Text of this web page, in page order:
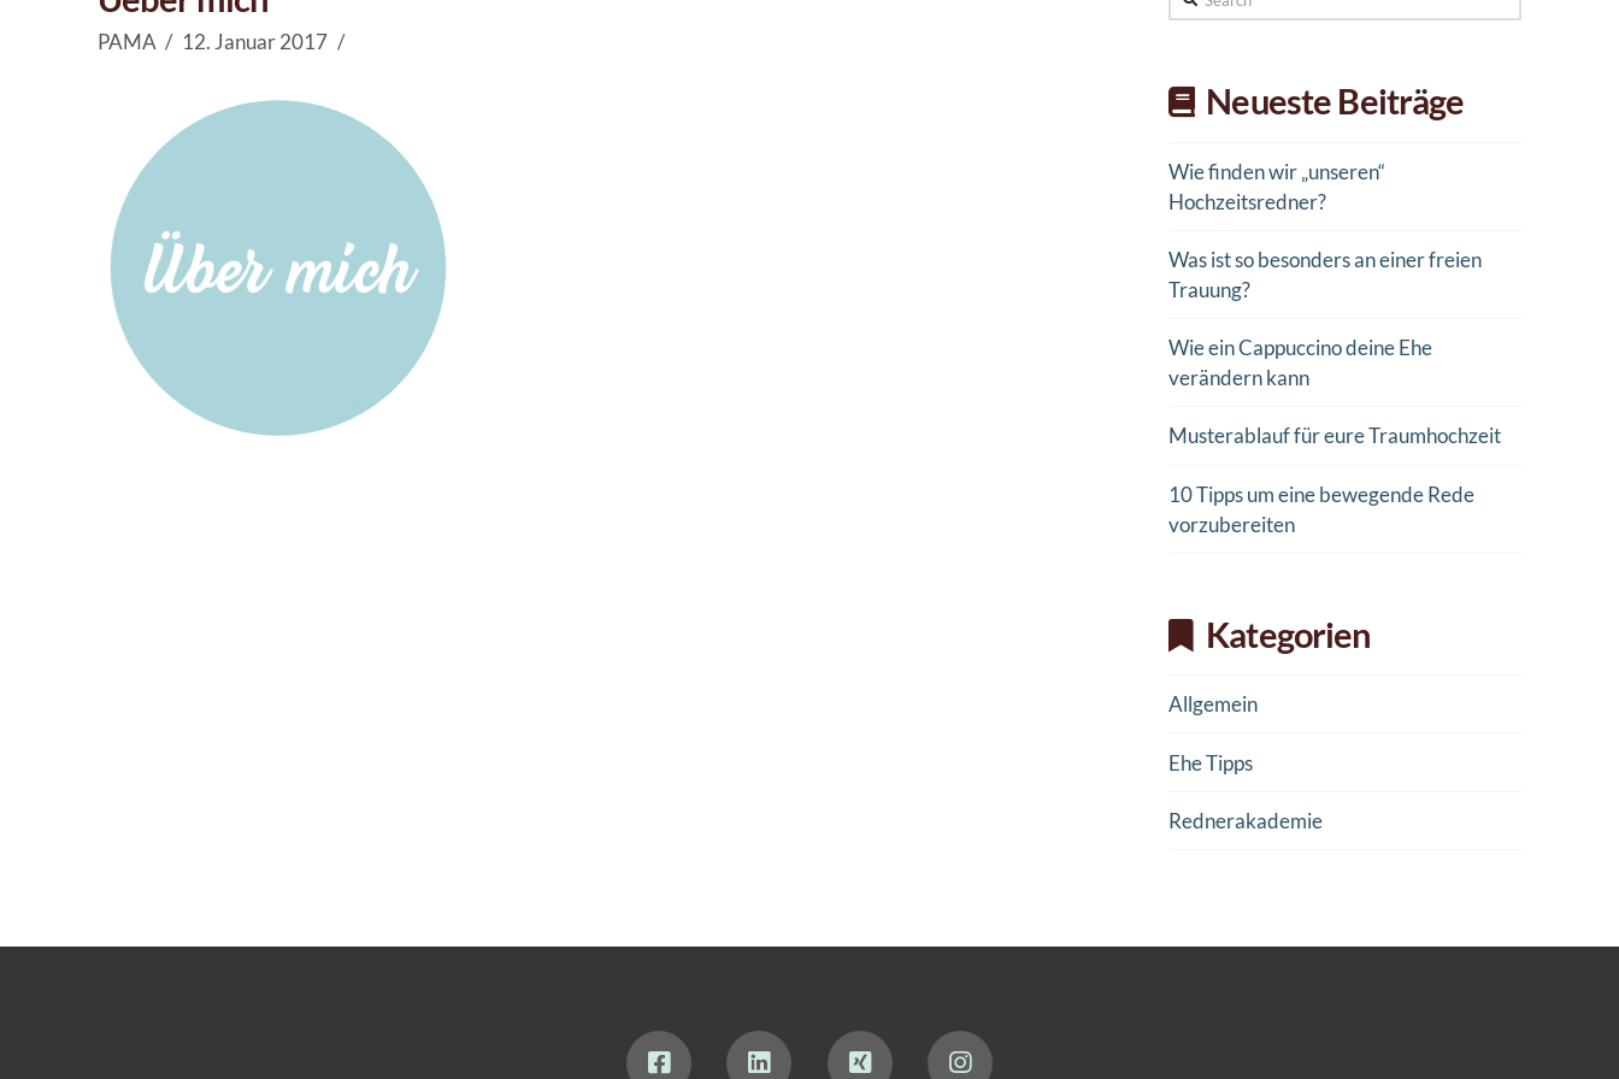
PAMA 12. Januar 2017
Neueste Beiträge
Wie finden wir „unseren“
Hochzeitsredner?
Was ist so besonders an einer freien
Trauung?
Wie ein Cappuccino deine Ehe
verändern kann
Musterablauf für eure Traumhochzeit
10 Tipps um eine bewegende Rede
vorzubereiten
Kategorien
Allgemein
Ehe Tipps
Rednerakademie